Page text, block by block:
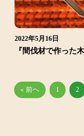
2022年5月16日
『間伐材で作った
« 前へ 1 2